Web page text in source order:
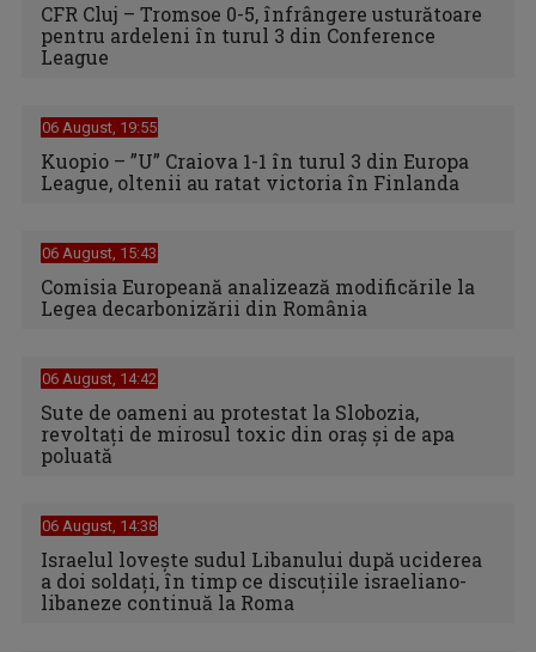
CFR Cluj – Tromsoe 0-5, înfrângere usturătoare
pentru ardeleni în turul 3 din Conference
League
06 August, 19:55
Kuopio – ”U” Craiova 1-1 în turul 3 din Europa
League, oltenii au ratat victoria în Finlanda
06 August, 15:43
Comisia Europeană analizează modificările la
Legea decarbonizării din România
06 August, 14:42
Sute de oameni au protestat la Slobozia,
revoltați de mirosul toxic din oraș și de apa
poluată
06 August, 14:38
Israelul loveşte sudul Libanului după uciderea
a doi soldaţi, în timp ce discuţiile israeliano-
libaneze continuă la Roma